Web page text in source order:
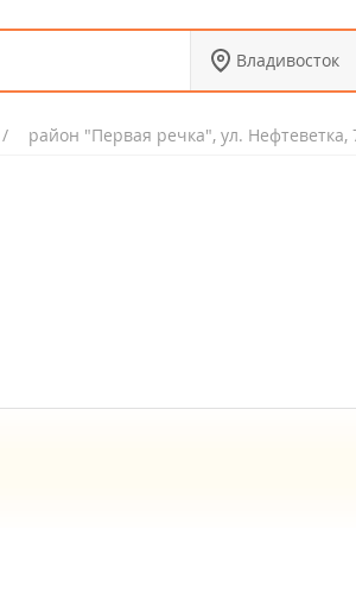
Владивосток
район "Первая речка", ул. Нефтеветка,